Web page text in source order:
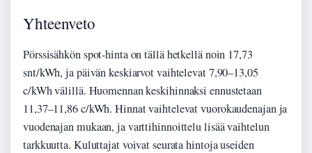
Yhteenveto
Pörssisähkön spot-hinta on tällä hetkellä noin 17,73
snt/kWh, ja päivän keskiarvot vaihtelevat 7,90–13,05
c/kWh välillä. Huomennan keskihinnaksi ennustetaan
11,37–11,86 c/kWh. Hinnat vaihtelevat vuorokaudenajan ja
vuodenajan mukaan, ja varttihinnoittelu lisää vaihtelun
tarkkuutta. Kuluttajat voivat seurata hintoja useiden